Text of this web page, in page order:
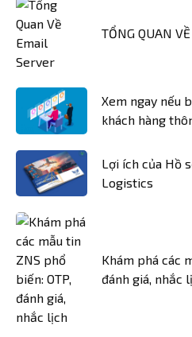
TỔNG QUAN
Xem ngay nếu
khách hàng
Lợi ích của Hồ
Logistics
Khám phá các
đánh giá, nhắc